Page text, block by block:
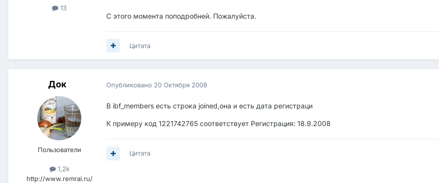
13
С этого момента поподробней. Пожалуйста.
Цитата
Док
Пользователи
1,2k
http://www.remrai.ru/
Опубликовано 20 Октября 2008
В ibf_members есть строка joined,она и есть дата регистраци
К примеру код 1221742765 соответствует Регистрация: 18.9.2008
Цитата